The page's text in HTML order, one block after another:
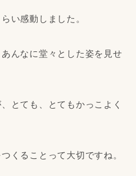
い感動しました。
んなに堂々とした姿を見せ
とても、とてもかっこよく
くることって大切ですね。